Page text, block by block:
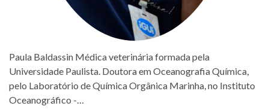
Paula Baldassin Médica veterinária formada pela
Universidade Paulista. Doutora em Oceanografia Química,
pelo Laboratório de Química Orgânica Marinha, no Instituto
Oceanográfico -…